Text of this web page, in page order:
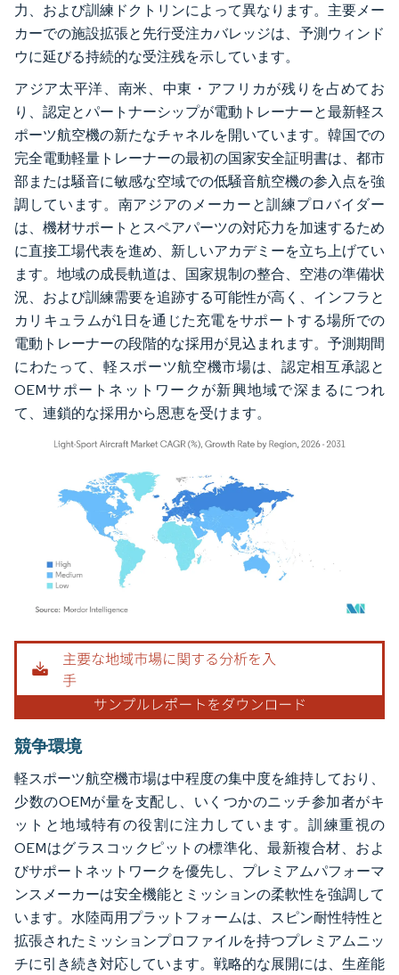
力、および訓練ドクトリンによって異なります。主要メー
カーでの施設拡張と先行受注カバレッジは、予測ウィンド
ウに延びる持続的な受注残を示しています。
アジア太平洋、南米、中東・アフリカが残りを占めてお
り、認定とパートナーシップが電動トレーナーと最新軽ス
ポーツ航空機の新たなチャネルを開いています。韓国での
完全電動軽量トレーナーの最初の国家安全証明書は、都市
部または騒音に敏感な空域での低騒音航空機の参入点を強
調しています。南アジアのメーカーと訓練プロバイダー
は、機材サポートとスペアパーツの対応力を加速するため
に直接工場代表を進め、新しいアカデミーを立ち上げてい
ます。地域の成長軌道は、国家規制の整合、空港の準備状
況、および訓練需要を追跡する可能性が高く、インフラと
カリキュラムが1日を通じた充電をサポートする場所での
電動トレーナーの段階的な採用が見込まれます。予測期間
にわたって、軽スポーツ航空機市場は、認定相互承認と
OEMサポートネットワークが新興地域で深まるにつれ
て、連鎖的な採用から恩恵を受けます。
画像 © Mordor Intelligence。再利用にはCC BY 4.0の表示が必要です。
競争環境
軽スポーツ航空機市場は中程度の集中度を維持しており、
少数のOEMが量を支配し、いくつかのニッチ参加者がキ
ットと地域特有の役割に注力しています。訓練重視の
OEMはグラスコックピットの標準化、最新複合材、およ
びサポートネットワークを優先し、プレミアムパフォーマ
ンスメーカーは安全機能とミッションの柔軟性を強調して
います。水陸両用プラットフォームは、スピン耐性特性と
拡張されたミッションプロファイルを持つプレミアムニッ
チに引き続き対応しています。戦略的な展開には、生産能